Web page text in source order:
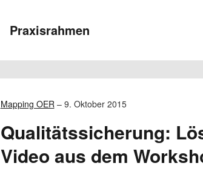
Praxisrahmen
Mapping OER – 9. Oktober 2015
Qualitätssicherung:
Video aus dem